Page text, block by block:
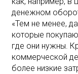
денежном
«Тем не менее,
которые
где они нужны.
коммерческой
более низкие